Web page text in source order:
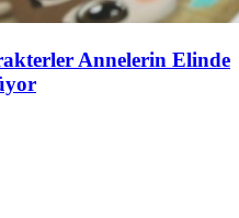
Annelerin Elinde